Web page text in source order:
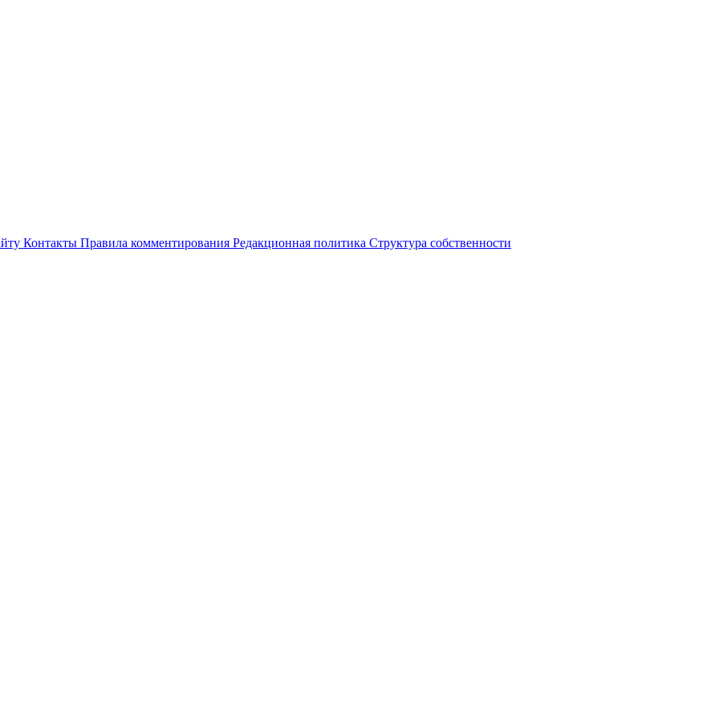
Контакты Правила комментирования Редакционная политика Структура собственности